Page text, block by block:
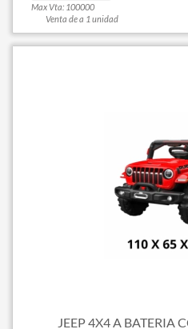
Max Vta: 100000
Venta de a 1 unidad
JEEP 4X4 A BATERIA